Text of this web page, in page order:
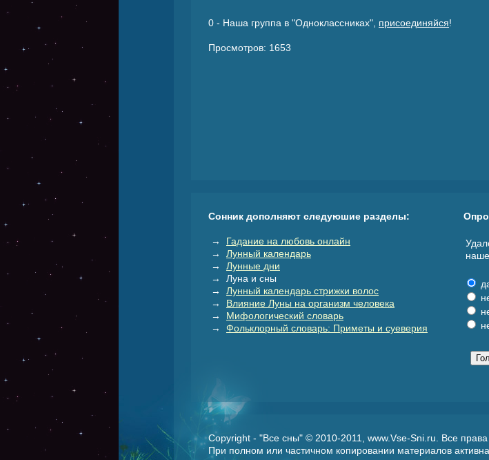
0 - Наша группа в "Одноклассниках", присоединяйся!
Просмотров: 1653
Сонник дополняют следуюшие разделы:
→ Гадание на любовь онлайн
→ Лунный календарь
→ Лунные дни
→ Луна и сны
→ Лунный календарь стрижки волос
→ Влияние Луны на организм человека
→ Мифологический словарь
→ Фольклорный словарь: Приметы и суеверия
Copyright - "Все сны" © 2010-2011, www.Vse-Sni.ru. Все
При полном или частичном копировании материалов